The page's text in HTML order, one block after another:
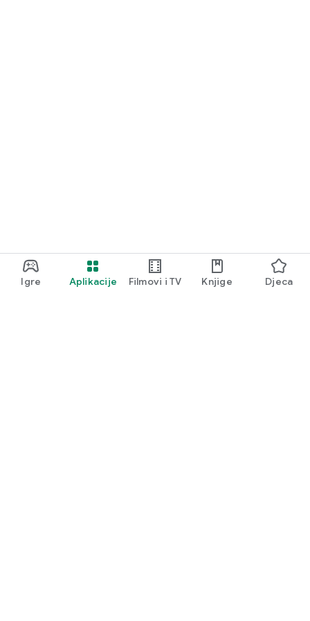
Igre Aplikacije Filmovi i TV Knjige Djeca